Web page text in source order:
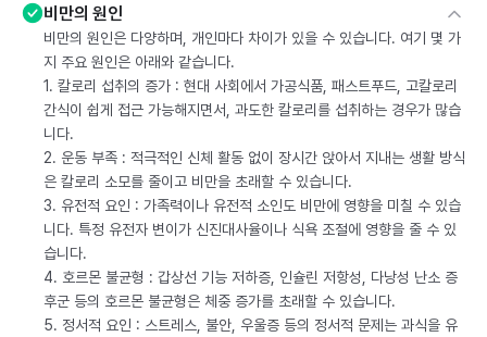
비만의 원인
비만의 원인은 다양하며, 개인마다 차이가 있을 수 있습니다. 여기 몇 가
지 주요 원인은 아래와 같습니다.
1. 칼로리 섭취의 증가 : 현대 사회에서 가공식품, 패스트푸드, 고칼로리
간식이 쉽게 접근 가능해지면서, 과도한 칼로리를 섭취하는 경우가 많습
니다.
2. 운동 부족 : 적극적인 신체 활동 없이 장시간 앉아서 지내는 생활 방식
은 칼로리 소모를 줄이고 비만을 초래할 수 있습니다.
3. 유전적 요인 : 가족력이나 유전적 소인도 비만에 영향을 미칠 수 있습
니다. 특정 유전자 변이가 신진대사율이나 식욕 조절에 영향을 줄 수 있
습니다.
4. 호르몬 불균형 : 갑상선 기능 저하증, 인슐린 저항성, 다낭성 난소 증
후군 등의 호르몬 불균형은 체중 증가를 초래할 수 있습니다.
5. 정서적 요인 : 스트레스, 불안, 우울증 등의 정서적 문제는 과식을 유